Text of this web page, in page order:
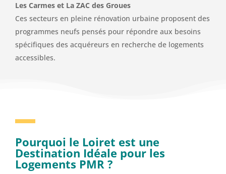
Les Carmes et La ZAC des Groues
Ces secteurs en pleine rénovation urbaine proposent des
programmes neufs pensés pour répondre aux besoins
spécifiques des acquéreurs en recherche de logements
accessibles.
Pourquoi le Loiret est une
Destination Idéale pour les
Logements PMR ?